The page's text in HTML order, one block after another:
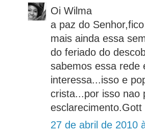
Oi Wilma
a paz do
mais ainda essa
do feriado do
sabemos essa rede
interessa...isso e
crista...por isso nao
27 de abril de 2010